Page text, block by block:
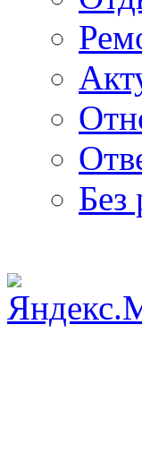
Без